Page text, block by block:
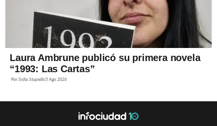
Laura Ambrune publicó su primera novela
“1993: Las Cartas”
PorSofía Stupiello5 Ago 2026